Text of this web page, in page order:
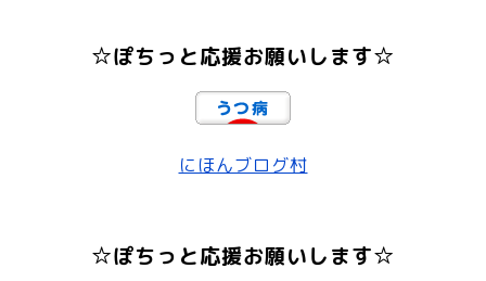
☆ぽちっと応援お願いします☆
にほんブログ村
☆ぽちっと応援お願いします☆